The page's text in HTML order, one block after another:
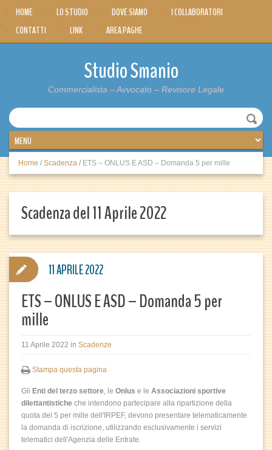
HOME LO STUDIO DOVE SIAMO
I COLLABORATORI
CONTATTI
LINK AREA PAGHE
Studio Smanio
Commercialista – Avvocato – Revisore Legale
Home / Scadenza / ETS – ONLUS E ASD – Domanda 5 per mille
Scadenza del 11 Aprile 2022
ETS – ONLUS E ASD – Domanda 5 per
mille
11 Aprile 2022 in Scadenze
Stampa questa pagina
Gli Enti del terzo settore, le Onlus e le Associazioni sportive
dilettantistiche che intendono partecipare alla ripartizione della
quota del 5 per mille dell'IRPEF, devono presentare telematicamente
la domanda di iscrizione, utilizzando esclusivamente i servizi
telematici dell'Agenzia delle Entrate.
11 APRILE 2022